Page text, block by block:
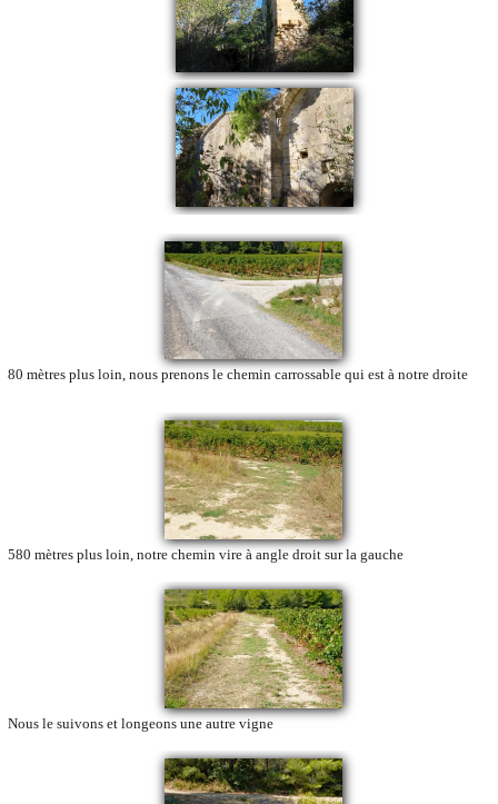
80 mètres plus loin, nous prenons le chemin carrossable qui est à notre droite
580 mètres plus loin, notre chemin vire à angle droit sur la gauche
Nous le suivons et longeons une autre vigne